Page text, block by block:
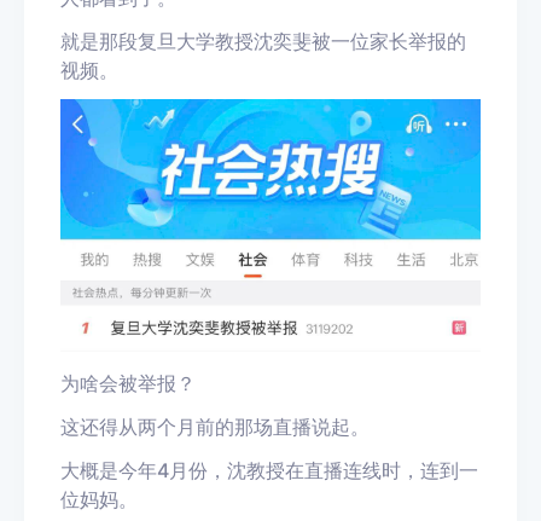
就是那段复旦大学教授沈奕斐被一位家长举报的
视频。
为啥会被举报？
这还得从两个月前的那场直播说起。
大概是今年4月份 ，沈教授在直播连线时，连到一
位妈妈。